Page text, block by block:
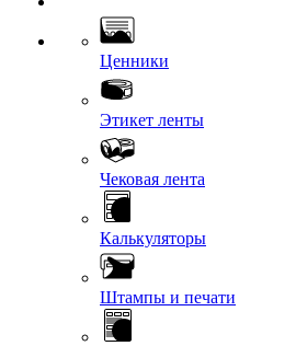
Ценники
Этикет ленты
Чековая лента
Калькуляторы
Штампы и печати